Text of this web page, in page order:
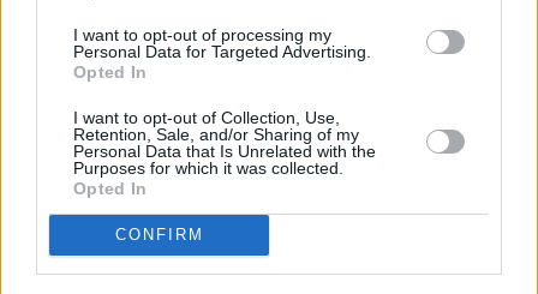
I want to opt-out of processing my
Personal Data for Targeted Advertising.
Opted In
I want to opt-out of Collection, Use,
Retention, Sale, and/or Sharing of my
Personal Data that Is Unrelated with the
Purposes for which it was collected.
Opted In
CONFIRM
Comentarios (4)
LO MÁS LEÍDO